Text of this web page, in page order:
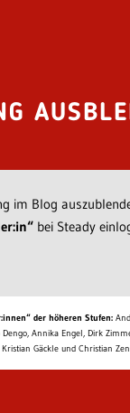
im Blog
bei Steady
der höheren Stufen:
Dengo, Annika Engel, Dirk
Gäckle und Christian